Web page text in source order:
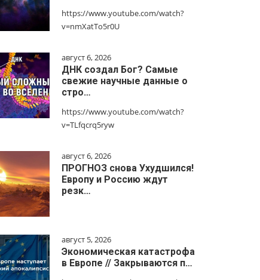
https://www.youtube.com/watch?
v=nmXatTo5r0U
август 6, 2026
ДНК создал Бог? Самые
свежие научные данные о
стро…
https://www.youtube.com/watch?
v=TLfqcrq5ryw
август 6, 2026
ПРОГНОЗ снова Ухудшился!
Европу и Россию ждут
резк…
август 5, 2026
Экономическая катастрофа
в Европе // Закрываются п…